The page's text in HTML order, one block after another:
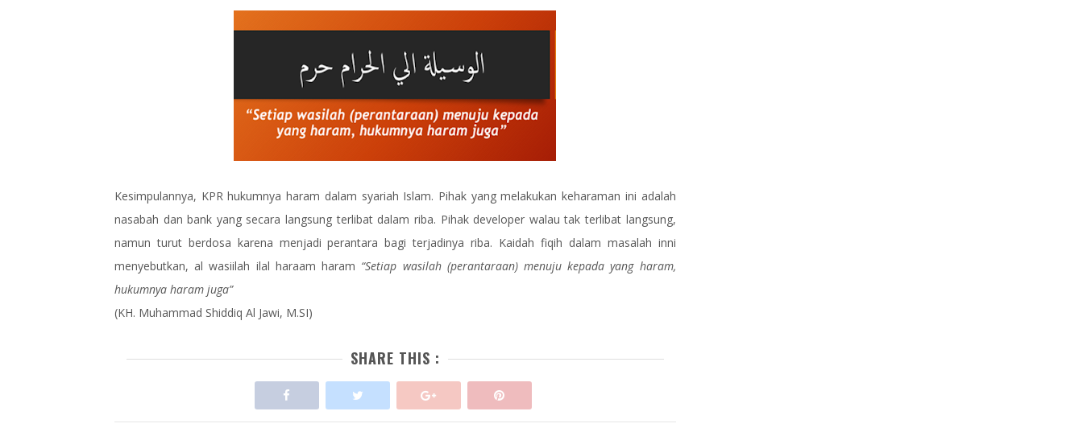
Kesimpulannya, KPR hukumnya haram dalam syariah Islam. Pihak yang melakukan keharaman ini adalah
nasabah dan bank yang secara langsung terlibat dalam riba. Pihak developer walau tak terlibat langsung,
namun turut berdosa karena menjadi perantara bagi terjadinya riba. Kaidah fiqih dalam masalah inni
menyebutkan, al wasiilah ilal haraam haram “Setiap wasilah (perantaraan) menuju kepada yang haram,
hukumnya haram juga”
(KH. Muhammad Shiddiq Al Jawi, M.SI)
SHARE THIS :